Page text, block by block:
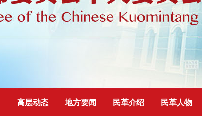
高层动态 地方要闻 民革介绍 民革人物